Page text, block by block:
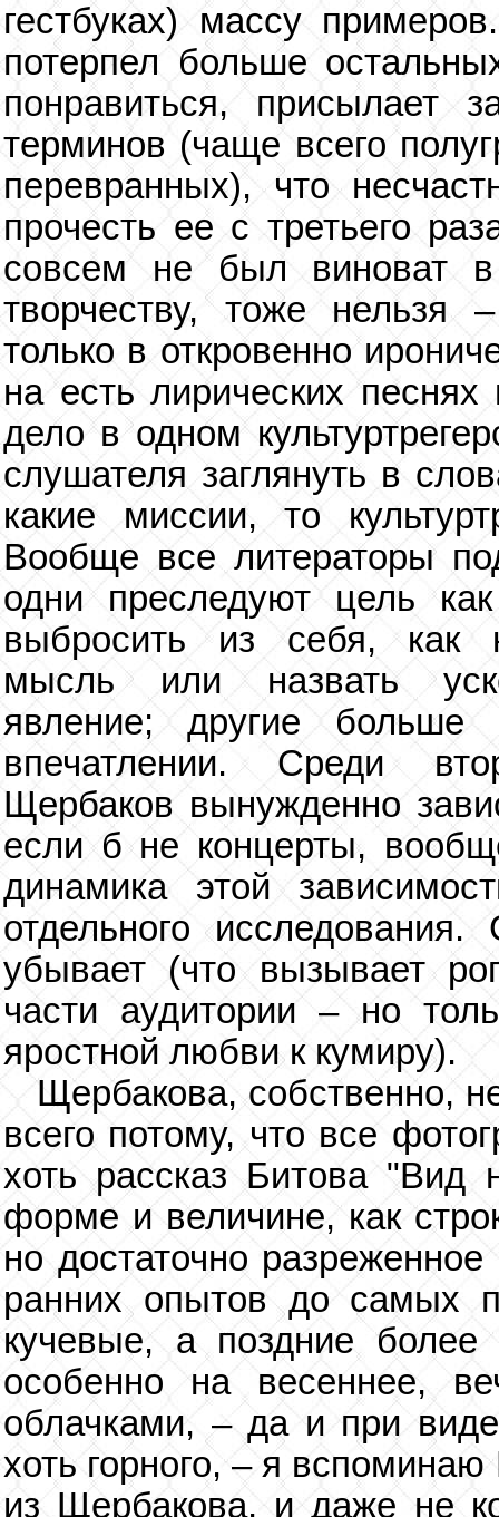
гестбуках) массу
потерпел больше
понравиться, присылает
терминов (чаще всего
перевранных), что
прочесть ее с третьего
совсем не был виноват в
творчеству, тоже нельзя
только в откровенно
на есть лирических
дело в одном
слушателя заглянуть в
какие миссии, то
Вообще все литераторы
одни преследуют цель
выбросить из себя, как
мысль или назвать
явление; другие
впечатлении. Среди
Щербаков вынужденно
если б не концерты,
динамика этой
отдельного
убывает (что вызывает
части аудитории – но
яростной любви к кумиру).
Щербакова, собственно,
всего потому, что все
хоть рассказ Битова
форме и величине, как
но достаточно
ранних опытов до самых
кучевые, а поздние
особенно на весеннее,
облачками, – да и при
хоть горного, – я
из Щербакова, и даже не